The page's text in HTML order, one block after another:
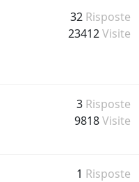
32 Risposte
23412Visite
3 Risposte
9818Visite
1 Risposte